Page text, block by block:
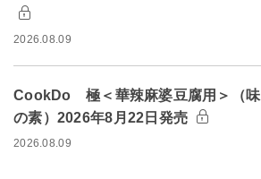
2026.08.09
CookDo 極＜華辣麻婆豆腐用＞（味
の素）2026年8月22日発売
2026.08.09